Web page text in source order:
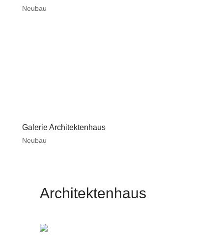
Neubau
Galerie Architektenhaus
Neubau
Architektenhaus